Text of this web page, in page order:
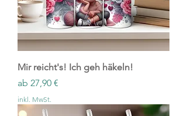
Mir reicht's! Ich geh häkeln!
ab 27,90 €
Sale-Preis
inkl. MwSt.